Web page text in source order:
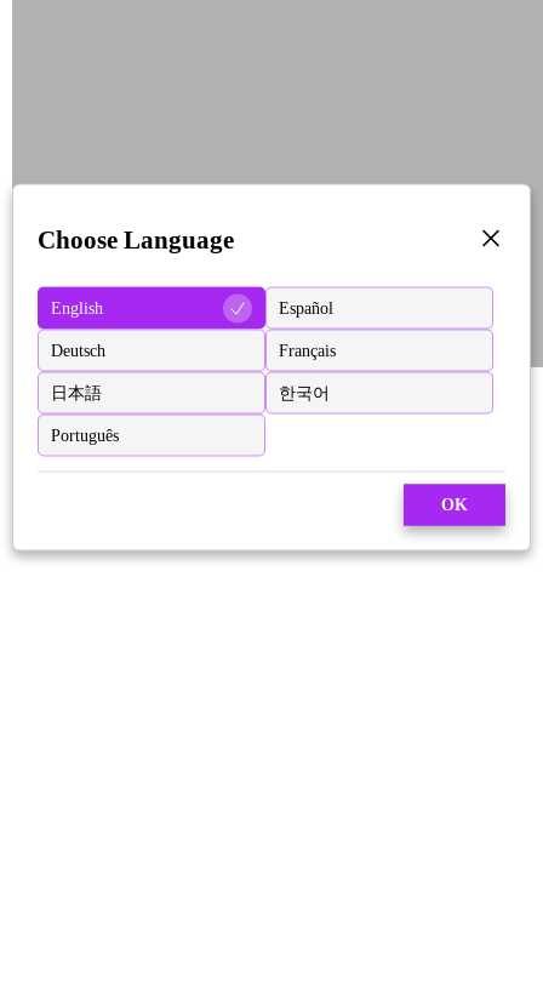
Choose Language
English Español
Deutsch Français
日本語 한국어
Português
OK